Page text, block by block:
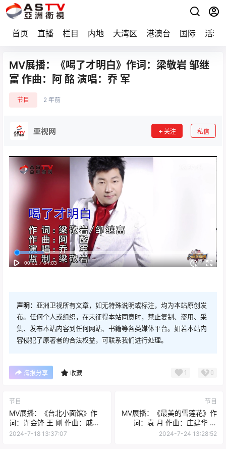
首页 直播 栏目 内地 大湾区 港澳台 国际 活动
MV展播：《喝了才明白》作词：梁敬岩 邹继
富 作曲：阿 酩 演唱：乔 军
节目 2 年前
亚视网 关注 私信
声明： 亚洲卫视所有文章，如无特殊说明或标注，均为本站原创发
布。任何个人或组织，在未征得本站同意时，禁止复制、盗用、采
集、发布本站内容到任何网站、书籍等各类媒体平台。如若本站内
容侵犯了原著者的合法权益，可联系我们进行处理。
海报分享 收藏 1 0
节目
MV展播：《台北小面馆》作
词：许会锋 王 刚 作曲：戚建
波 演唱：喻越越
2024-7-18 13:37:07
节目
MV展播：《最美的雪莲花》作
词：袁 月 作曲：庄建华 演
唱：Mia
2024-7-24 13:28:52